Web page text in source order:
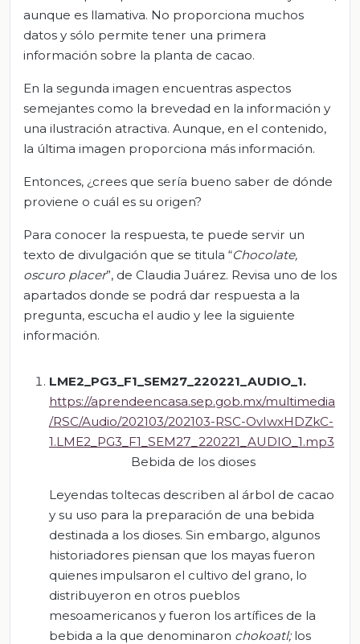
aunque es llamativa. No proporciona muchos
datos y sólo permite tener una primera
información sobre la planta de cacao.
En la segunda imagen encuentras aspectos
semejantes como la brevedad en la información y
una ilustración atractiva. Aunque, en el contenido,
la última imagen proporciona más información.
Entonces, ¿crees que sería bueno saber de dónde
proviene o cuál es su origen?
Para conocer la respuesta, te puede servir un
texto de divulgación que se titula “Chocolate,
oscuro placer”, de Claudia Juárez. Revisa uno de los
apartados donde se podrá dar respuesta a la
pregunta, escucha el audio y lee la siguiente
información.
LME2_PG3_F1_SEM27_220221_AUDIO_1.
https://aprendeencasa.sep.gob.mx/multimedia
/RSC/Audio/202103/202103-RSC-OvIwxHDZkC-
1.LME2_PG3_F1_SEM27_220221_AUDIO_1.mp3
Bebida de los dioses
Leyendas toltecas describen al árbol de cacao
y su uso para la preparación de una bebida
destinada a los dioses. Sin embargo, algunos
historiadores piensan que los mayas fueron
quienes impulsaron el cultivo del grano, lo
distribuyeron en otros pueblos
mesoamericanos y fueron los artífices de la
bebida a la que denominaron chokoatl;los